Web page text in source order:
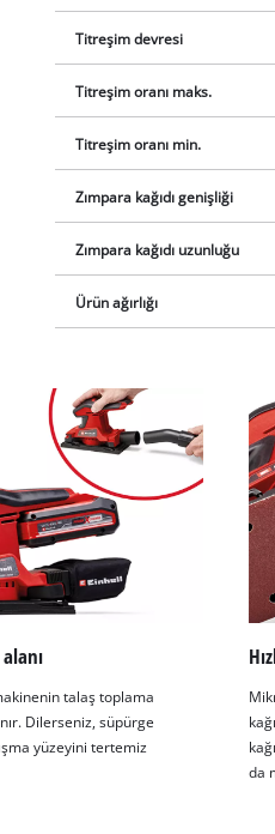
Titreşim devresi
Titreşim oranı maks.
Titreşim oranı min.
Zımpara kağıdı genişliği
Zımpara kağıdı uzunluğu
Ürün ağırlığı
talaş toplama
Dilerseniz, süpürge
yüzeyini tertemiz
da